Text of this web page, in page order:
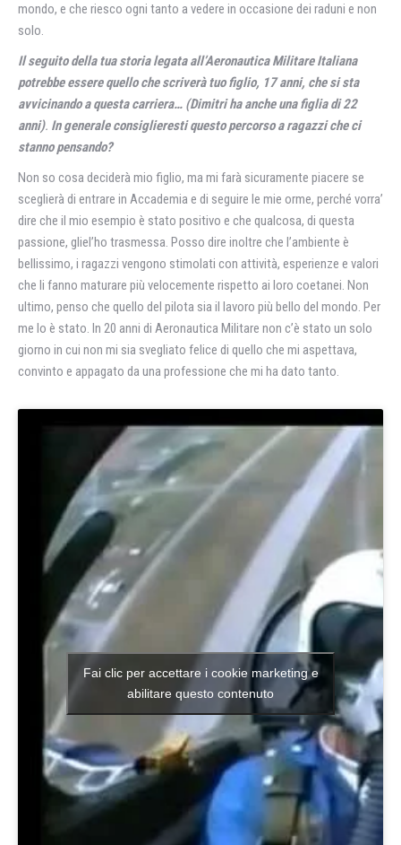
mondo, e che riesco ogni tanto a vedere in occasione dei raduni e non
solo.
Il seguito della tua storia legata all’Aeronautica Militare Italiana
potrebbe essere quello che scriverà tuo figlio, 17 anni, che si sta
avvicinando a questa carriera… (Dimitri ha anche una figlia di 22
anni). In generale consiglieresti questo percorso a ragazzi che ci
stanno pensando?
Non so cosa deciderà mio figlio, ma mi farà sicuramente piacere se
sceglierà di entrare in Accademia e di seguire le mie orme, perché vorra’
dire che il mio esempio è stato positivo e che qualcosa, di questa
passione, gliel’ho trasmessa. Posso dire inoltre che l’ambiente è
bellissimo, i ragazzi vengono stimolati con attività, esperienze e valori
che li fanno maturare più velocemente rispetto ai loro coetanei. Non
ultimo, penso che quello del pilota sia il lavoro più bello del mondo. Per
me lo è stato. In 20 anni di Aeronautica Militare non c’è stato un solo
giorno in cui non mi sia svegliato felice di quello che mi aspettava,
convinto e appagato da una professione che mi ha dato tanto.
Fai clic per accettare i cookie marketing e
abilitare questo contenuto